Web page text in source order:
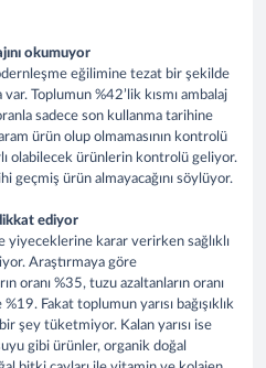
okumuyor
eğilimine tezat bir şekilde
Toplumun %42’lik kısmı ambalaj
sadece son kullanma tarihine
ürün olup olmamasının kontrolü
olabilecek ürünlerin kontrolü geliyor.
geçmiş ürün almayacağını söylüyor.
ediyor
yiyeceklerine karar verirken sağlıklı
Araştırmaya göre
oranı %35, tuzu azaltanların oranı
Fakat toplumun yarısı bağışıklık
şey tüketmiyor. Kalan yarısı ise
gibi ürünler, organik doğal